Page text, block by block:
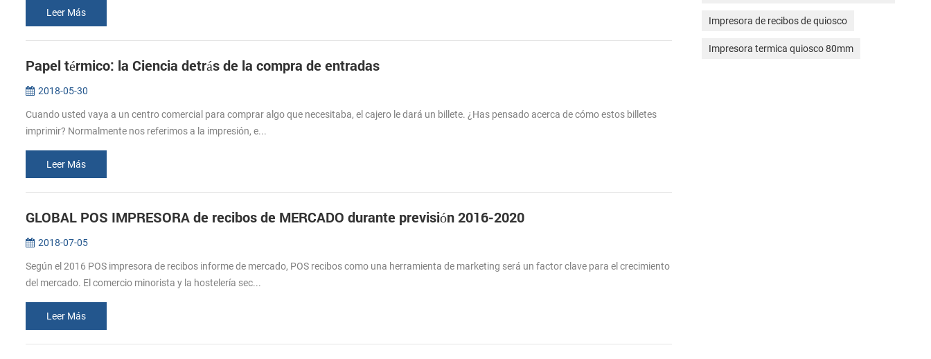
Leer Más
Papel térmico: la Ciencia detrás de la compra de entradas
2018-05-30
Cuando usted vaya a un centro comercial para comprar algo que necesitaba, el cajero le dará un billete. ¿Has pensado acerca de cómo estos billetes
imprimir? Normalmente nos referimos a la impresión, e...
Leer Más
GLOBAL POS IMPRESORA de recibos de MERCADO durante previsión 2016-2020
2018-07-05
Según el 2016 POS impresora de recibos informe de mercado, POS recibos como una herramienta de marketing será un factor clave para el crecimiento
del mercado. El comercio minorista y la hostelería sec...
Leer Más
Impresora de recibos de quiosco
Impresora termica quiosco 80mm